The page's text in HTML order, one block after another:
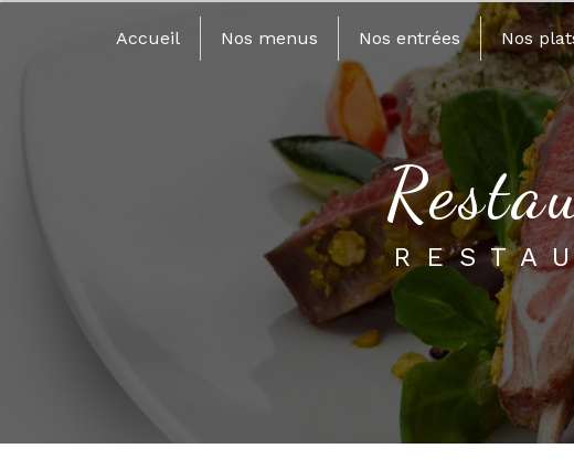
Accueil Nos menus Nos entrées Nos
Panneau de gestion des cookies